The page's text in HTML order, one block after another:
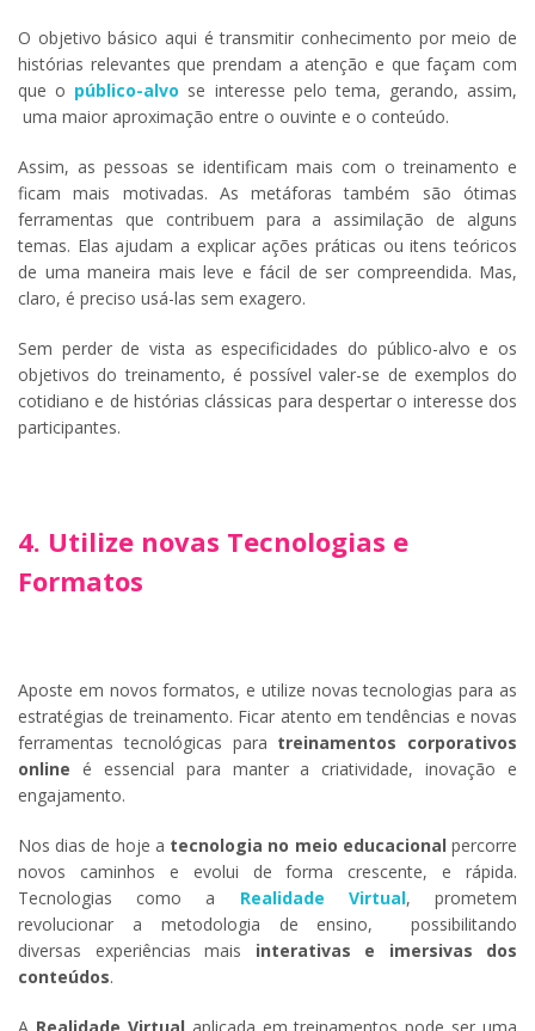
O objetivo básico aqui é transmitir conhecimento por meio de
histórias relevantes que prendam a atenção e que façam com
que o público-alvo se interesse pelo tema, gerando, assim,
uma maior aproximação entre o ouvinte e o conteúdo.
Assim, as pessoas se identificam mais com o treinamento e
ficam mais motivadas. As metáforas também são ótimas
ferramentas que contribuem para a assimilação de alguns
temas. Elas ajudam a explicar ações práticas ou itens teóricos
de uma maneira mais leve e fácil de ser compreendida. Mas,
claro, é preciso usá-las sem exagero.
Sem perder de vista as especificidades do público-alvo e os
objetivos do treinamento, é possível valer-se de exemplos do
cotidiano e de histórias clássicas para despertar o interesse dos
participantes.
4. Utilize novas Tecnologias e
Formatos
Aposte em novos formatos, e utilize novas tecnologias para as
estratégias de treinamento. Ficar atento em tendências e novas
ferramentas tecnológicas para treinamentos corporativos
online é essencial para manter a criatividade, inovação e
engajamento.
Nos dias de hoje a tecnologia no meio educacional percorre
novos caminhos e evolui de forma crescente, e rápida.
Tecnologias como a Realidade Virtual, prometem
revolucionar a metodologia de ensino, possibilitando
diversas experiências mais interativas e imersivas dos
conteúdos.